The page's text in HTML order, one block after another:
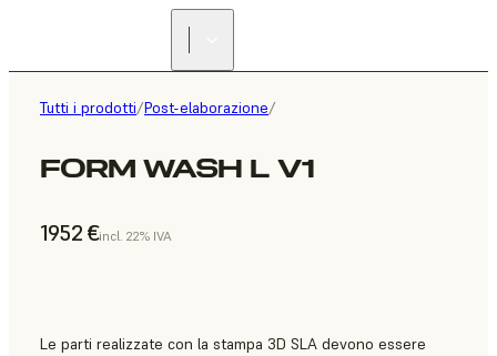
Tutti i prodotti/Post-elaborazione/
FORM WASH L V1
1952 €incl. 22% IVA
Le parti realizzate con la stampa 3D SLA devono essere